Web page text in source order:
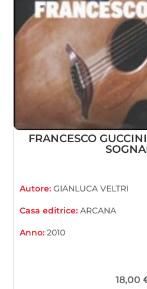
FRANCESCO
Autore:GIANLUCA VELTRI
Casa editrice:ARCANA
Anno:2010
18,00